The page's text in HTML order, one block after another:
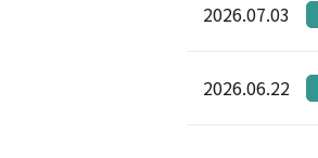
2026.07.03
2026.06.22